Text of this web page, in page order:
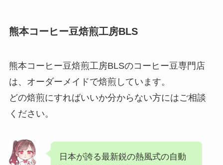
熊本コーヒー豆焙煎工房BLS
熊本コーヒー豆焙煎工房BLSのコーヒー豆専門店
は、オーダーメイドで焙煎しています。
どの焙煎にすればいいか分からない方にはご相談
ください。
日本が誇る最新鋭の熱風式の自動